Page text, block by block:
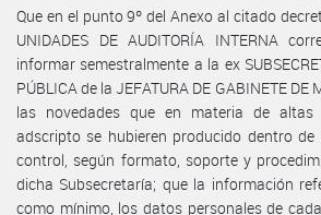
Que en el punto 9º del Anexo al citado
UNIDADES DE AUDITORÍA INTERNA
informar semestralmente a la ex
PÚBLICA de la JEFATURA DE GABINETE DE
las novedades que en materia de
adscripto se hubieren producido dentro
control, según formato, soporte y
dicha Subsecretaría; que la información
como mínimo, los datos personales de